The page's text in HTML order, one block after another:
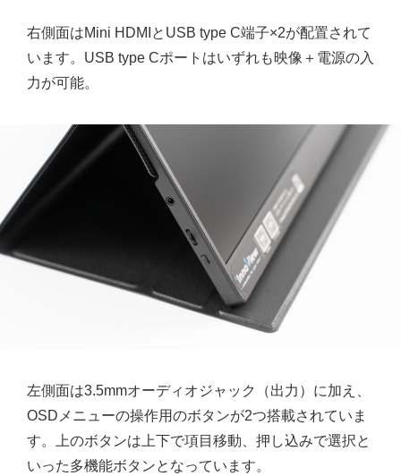
右側面はMini HDMIとUSB type C端子×2が配置されて
います。USB type Cポートはいずれも映像＋電源の入
力が可能。
左側面は3.5mmオーディオジャック（出力）に加え、
OSDメニューの操作用のボタンが2つ搭載されていま
す。上のボタンは上下で項目移動、押し込みで選択と
いった多機能ボタンとなっています。